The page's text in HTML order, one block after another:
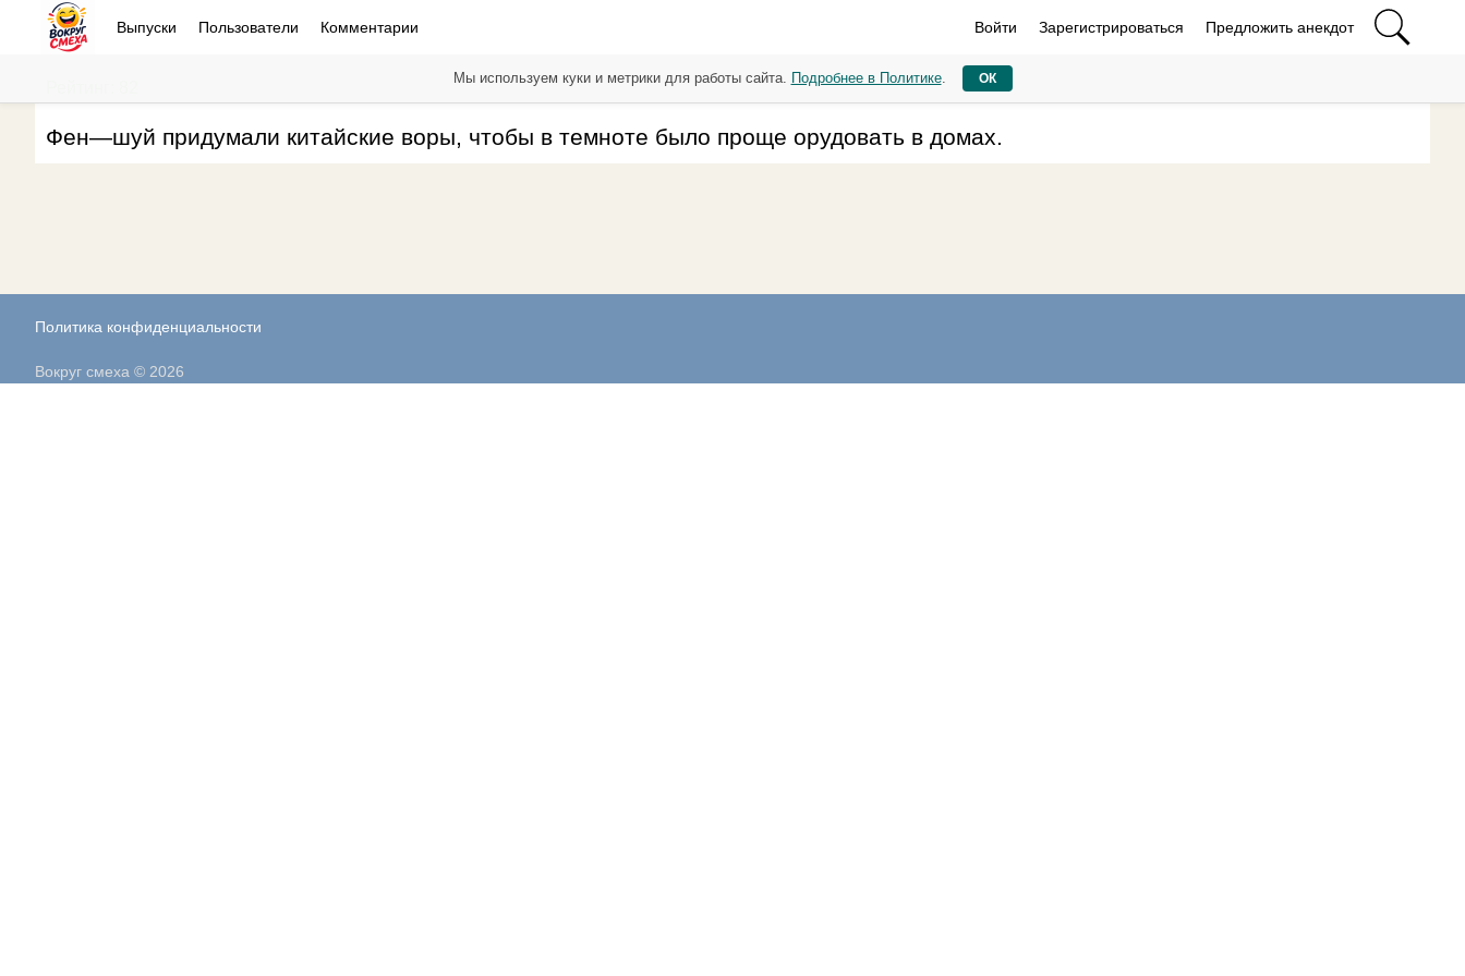
Выпуски Пользователи Комментарии Войти Зарегистрироваться Предложить анекдот
Фен—шуй придумали китайские воры, чтобы в темноте было проще орудовать в домах.
Политика конфиденциальности
Мы используем куки и метрики для работы сайта. Подробнее в Политике. ОК
Вокруг смеха © 2026